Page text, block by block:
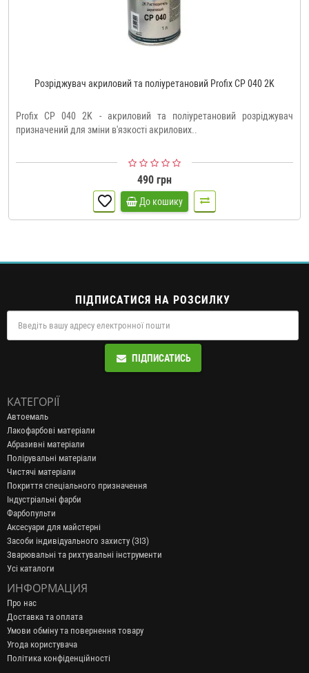
Розріджувач акриловий та поліуретановий Profix CP 040 2K
Profix CP 040 2K - акриловий та поліуретановий розріджувач
призначений для зміни в'язкості акрилових..
490 грн
До кошику
ПІДПИСАТИСЯ НА РОЗСИЛКУ
ПІДПИСАТИСЬ
КАТЕГОРІЇ
Автоемаль
Лакофарбові матеріали
Абразивні матеріали
Полірувальні матеріали
Чистячі матеріали
Покриття спеціального призначення
Індустріальні фарби
Фарбопульти
Аксесуари для майстерні
Засоби індивідуального захисту (ЗІЗ)
Зварювальні та рихтувальні інструменти
Усі каталоги
ИНФОРМАЦИЯ
Про нас
Доставка та оплата
Умови обміну та повернення товару
Угода користувача
Політика конфіденційності